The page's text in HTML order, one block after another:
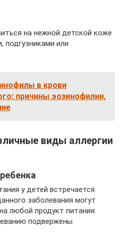
на нежной детской коже
подгузниками или
в крови
причины эозинофилии,
виды аллергии
у детей встречается
заболевания могут
любой продукт питания.
подвержены